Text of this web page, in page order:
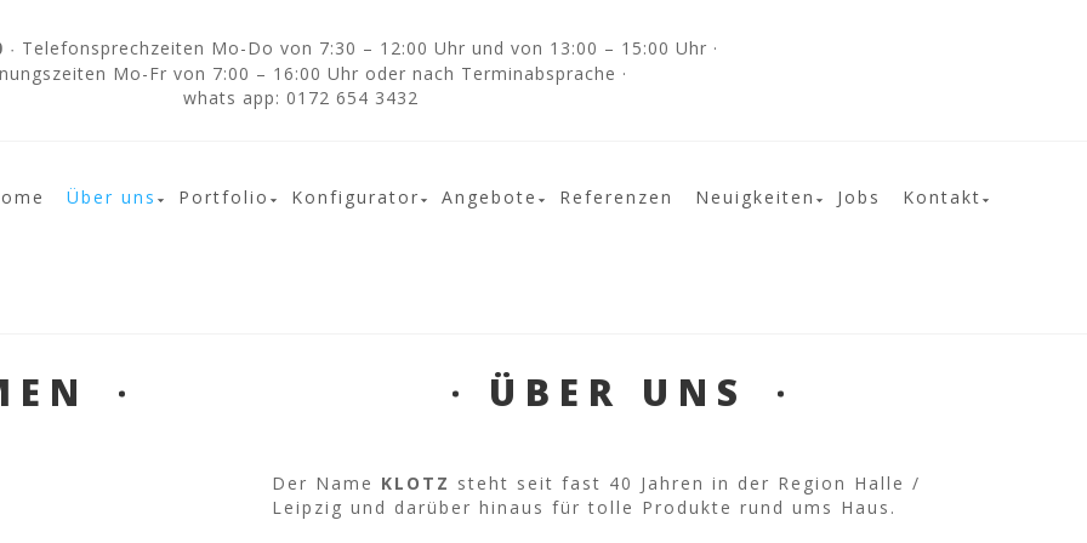
· Telefonsprechzeiten Mo-Do von 7:30 – 12:00 Uhr und von 13:00 – 15:00 Uhr ·
Mo-Fr von 7:00 – 16:00 Uhr oder nach Terminabsprache ·
whats app: 0172 654 3432
Über uns Portfolio Konfigurator Angebote Referenzen Neuigkeiten Jobs Kontakt
ÜBER UNS
Der Name KLOTZ steht seit fast 40 Jahren in der Region Halle /
Leipzig und darüber hinaus für tolle Produkte rund ums Haus.